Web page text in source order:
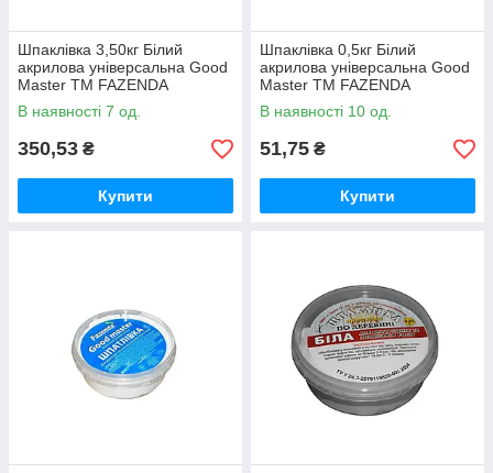
Шпаклівка 3,50кг Білий
акрилова універсальна Good
Master ТМ FAZENDA
В наявності 7 од.
350,53 ₴
Купити
Шпаклівка 0,5кг Бiлий
акрилова універсальна Good
Master ТМ FAZENDA
В наявності 10 од.
51,75 ₴
Купити